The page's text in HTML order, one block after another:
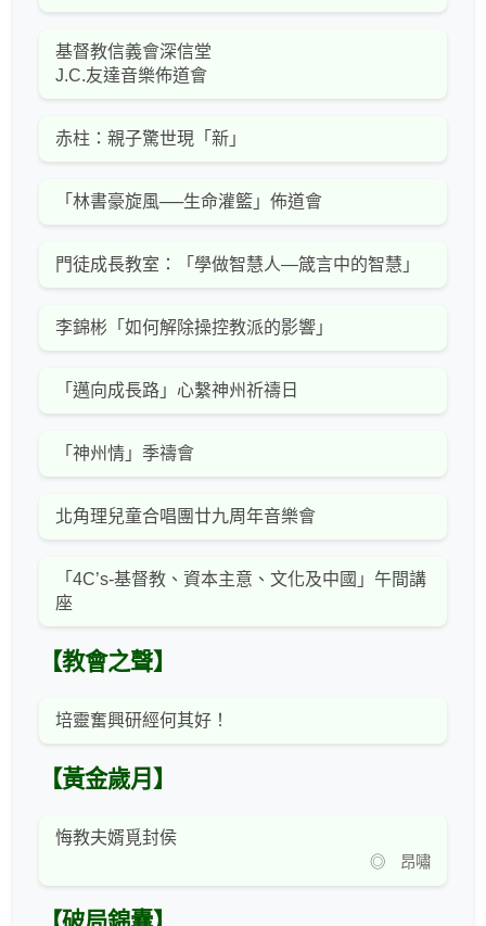
基督教信義會深信堂
J.C.友達音樂佈道會
赤柱：親子驚世現「新」
「林書豪旋風──生命灌籃」佈道會
門徒成長教室：「學做智慧人—箴言中的智慧」
李錦彬「如何解除操控教派的影響」
「邁向成長路」心繫神州祈禱日
「神州情」季禱會
北角理兒童合唱團廿九周年音樂會
「4C’s-基督教、資本主意、文化及中國」午間講
座
【教會之聲】
培靈奮興研經何其好！
【黃金歲月】
悔教夫婿覓封侯
◎ 昂嘯